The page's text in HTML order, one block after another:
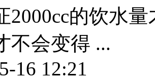
2000cc的饮水
不会变得 ...
16 12:21